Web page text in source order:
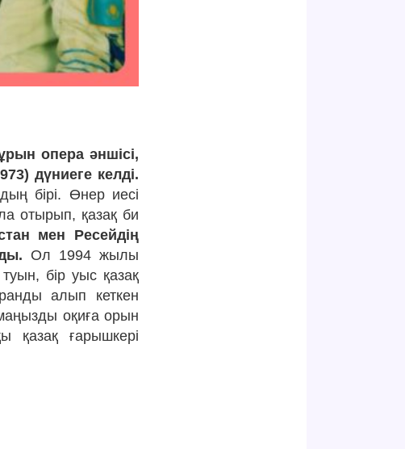
опера әншісі,
дүниеге келді.
бірі. Өнер иесі
отырып, қазақ би
мен Ресейдің
Ол 1994 жылы
бір уыс қазақ
алып кеткен
оқиға орын
қазақ ғарышкері